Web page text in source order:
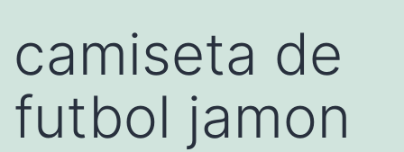
camiseta de
futbol jamon